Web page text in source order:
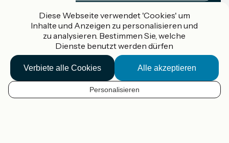
DE
Adresse
Gefördert im Rahmen von Destination France
Accueil Vélo Pro
Kontakt
Rechtliche Informationen
Diese Webseite verwendet 'Cookies' um
Inhalte und Anzeigen zu personalisieren und
zu analysieren. Bestimmen Sie, welche
Dienste benutzt werden dürfen
Alle akzeptieren
Verbiete alle Cookies
Personalisieren